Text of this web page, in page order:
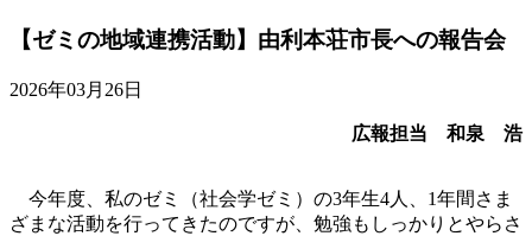
【ゼミの地域連携活動】由利本荘市長への報告会
2026年03月26日
広報担当 和泉 浩
今年度、私のゼミ（社会学ゼミ）の3年生4人、1年間さま
ざまな活動を行ってきたのですが、勉強もしっかりとやらさ